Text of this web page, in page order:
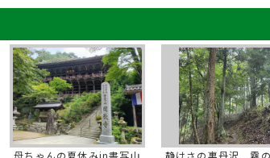
母ちゃんの夏休みin書写山
静けさの裏丹沢 霧